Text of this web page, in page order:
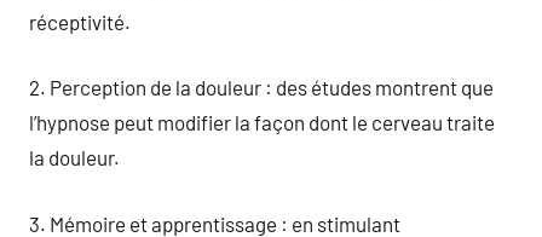
réceptivité.
2. Perception de la douleur : des études montrent que
l’hypnose peut modifier la façon dont le cerveau traite
la douleur.
3. Mémoire et apprentissage : en stimulant